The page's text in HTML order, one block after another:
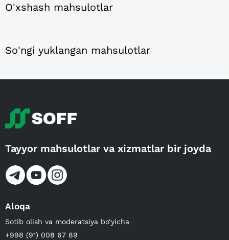
O'xshash mahsulotlar
So'ngi yuklangan mahsulotlar
Tayyor mahsulotlar va xizmatlar bir joyda
Aloqa
Sotib olish va moderatsiya bo‘yicha
+998 (91) 008 67 89